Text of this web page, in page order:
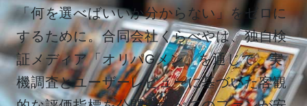
「何を選べばいいか分からない」をゼロに
するために。合同会社くらべやは、独自検
証メディア「オリパGメン」を通じて、実
機調査とユーザーレビューに基づいた客観